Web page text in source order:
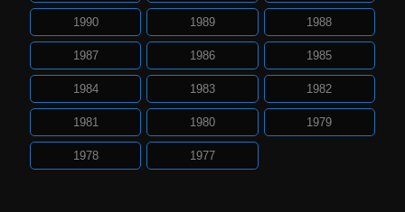
1990 1989 1988
1987 1986 1985
1984 1983 1982
1981 1980 1979
1978 1977